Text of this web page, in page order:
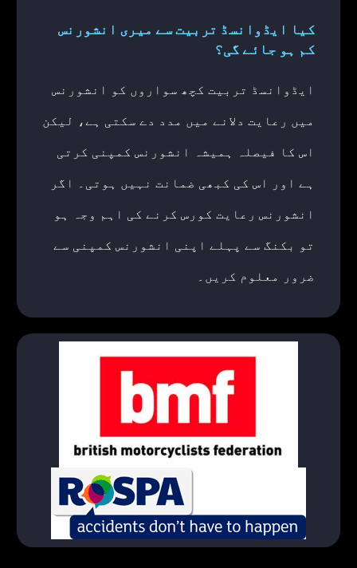
کیا ایڈوانسڈ تربیت سے میری انشورنس
کم ہو جائے گی؟
ایڈوانسڈ تربیت کچھ سواروں کو انشورنس
میں رعایت دلانے میں مدد دے سکتی ہے، لیکن
اس کا فیصلہ ہمیشہ انشورنس کمپنی کرتی
ہے اور اس کی کبھی ضمانت نہیں ہوتی۔ اگر
انشورنس رعایت کورس کرنے کی اہم وجہ ہو
تو بکنگ سے پہلے اپنی انشورنس کمپنی سے
ضرور معلوم کریں۔